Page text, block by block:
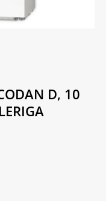
D, 10